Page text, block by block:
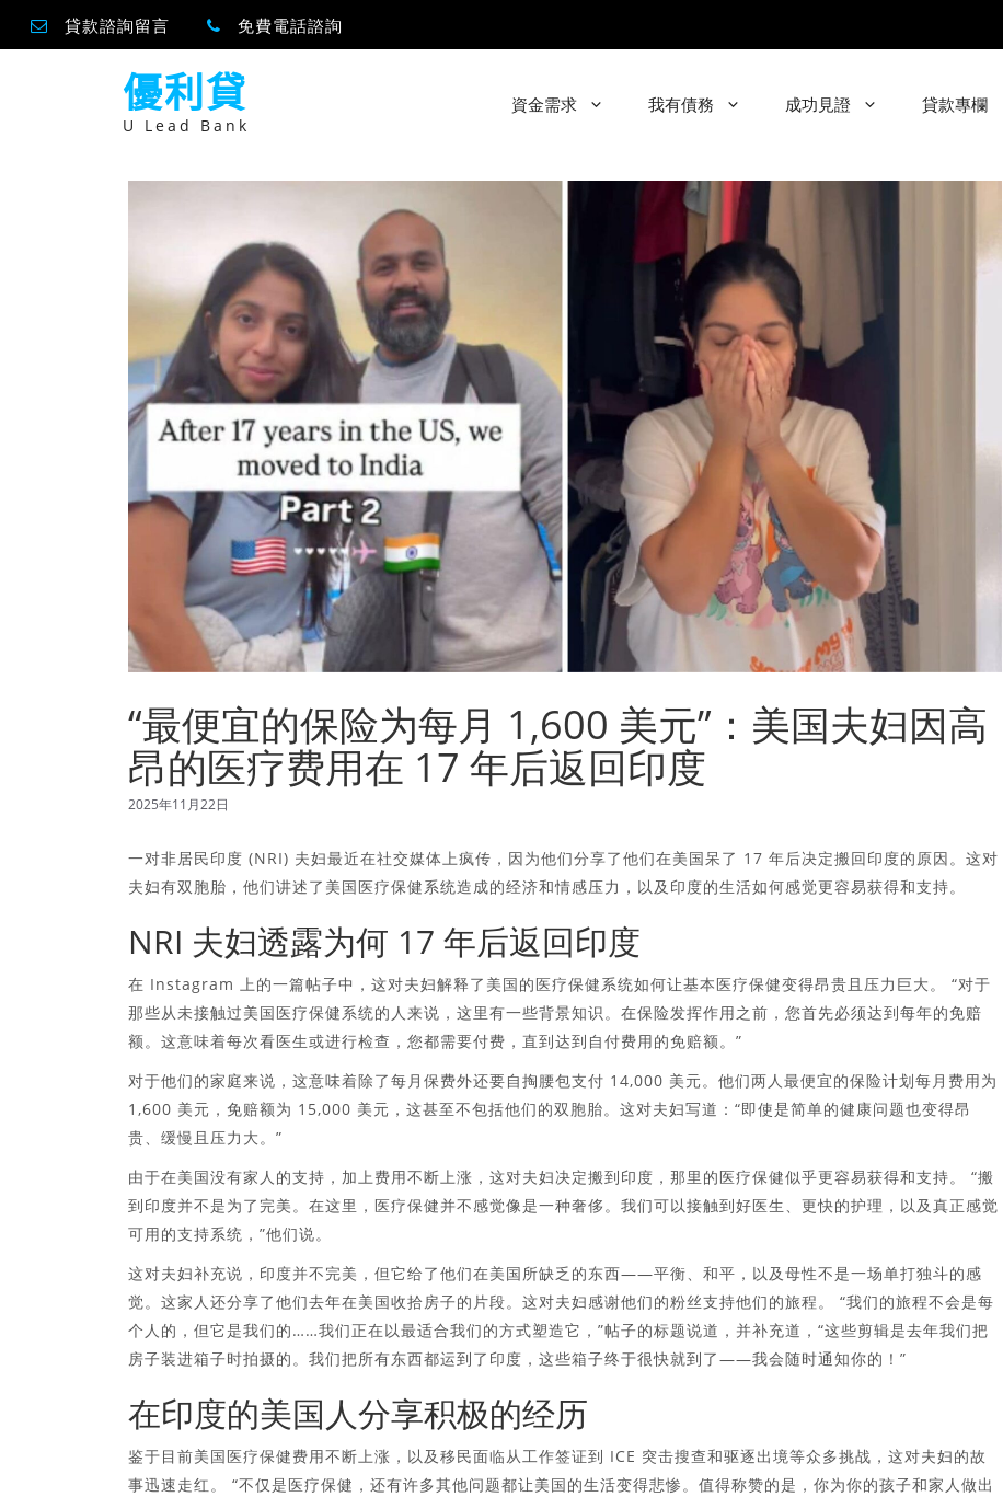
貸款諮詢留言 免費電話諮詢
優利貸
U Lead Bank
資金需求 我有債務 成功見證 貸款專欄
“最便宜的保险为每月 1,600 美元”：美国夫妇因高
昂的医疗费用在 17 年后返回印度
2025年11月22日
一对非居民印度 (NRI) 夫妇最近在社交媒体上疯传，因为他们分享了他们在美国呆了 17 年后决定搬回印度的原因。这对
夫妇有双胞胎，他们讲述了美国医疗保健系统造成的经济和情感压力，以及印度的生活如何感觉更容易获得和支持。
NRI 夫妇透露为何 17 年后返回印度
在 Instagram 上的一篇帖子中，这对夫妇解释了美国的医疗保健系统如何让基本医疗保健变得昂贵且压力巨大。 “对于
那些从未接触过美国医疗保健系统的人来说，这里有一些背景知识。在保险发挥作用之前，您首先必须达到每年的免赔
额。这意味着每次看医生或进行检查，您都需要付费，直到达到自付费用的免赔额。”
对于他们的家庭来说，这意味着除了每月保费外还要自掏腰包支付 14,000 美元。他们两人最便宜的保险计划每月费用为
1,600 美元，免赔额为 15,000 美元，这甚至不包括他们的双胞胎。这对夫妇写道：“即使是简单的健康问题也变得昂
贵、缓慢且压力大。”
由于在美国没有家人的支持，加上费用不断上涨，这对夫妇决定搬到印度，那里的医疗保健似乎更容易获得和支持。 “搬
到印度并不是为了完美。在这里，医疗保健并不感觉像是一种奢侈。我们可以接触到好医生、更快的护理，以及真正感觉
可用的支持系统，”他们说。
这对夫妇补充说，印度并不完美，但它给了他们在美国所缺乏的东西——平衡、和平，以及母性不是一场单打独斗的感
觉。这家人还分享了他们去年在美国收拾房子的片段。这对夫妇感谢他们的粉丝支持他们的旅程。 “我们的旅程不会是每
个人的，但它是我们的……我们正在以最适合我们的方式塑造它，”帖子的标题说道，并补充道，“这些剪辑是去年我们把
房子装进箱子时拍摄的。我们把所有东西都运到了印度，这些箱子终于很快就到了——我会随时通知你的！”
在印度的美国人分享积极的经历
鉴于目前美国医疗保健费用不断上涨，以及移民面临从工作签证到 ICE 突击搜查和驱逐出境等众多挑战，这对夫妇的故
事迅速走红。 “不仅是医疗保健，还有许多其他问题都让美国的生活变得悲惨。值得称赞的是，你为你的孩子和家人做出